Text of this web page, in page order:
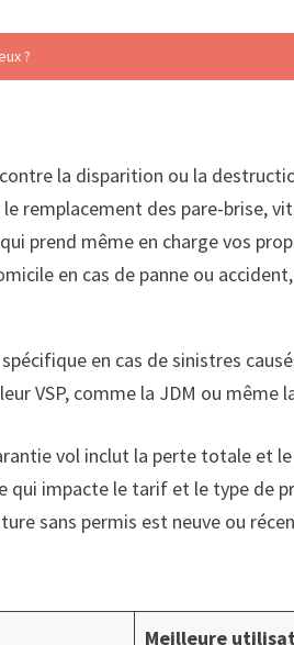
?
la disparition ou la
remplacement des pare-brise,
prend même en charge vos
en cas de panne ou
en cas de sinistres
VSP, comme la JDM ou même
vol inclut la perte totale et
impacte le tarif et le type de
sans permis est neuve ou
Meilleure